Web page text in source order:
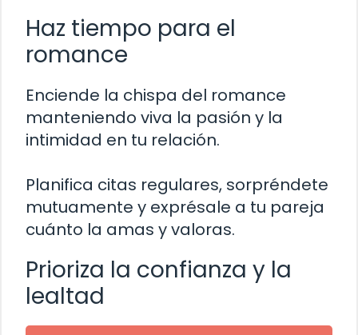
Haz tiempo para el
romance
Enciende la chispa del romance
manteniendo viva la pasión y la
intimidad en tu relación.
Planifica citas regulares, sorpréndete
mutuamente y exprésale a tu pareja
cuánto la amas y valoras.
Prioriza la confianza y la
lealtad